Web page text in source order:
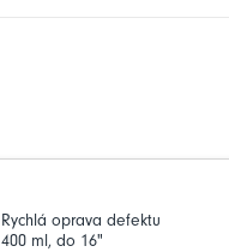
Rychlá oprava defektu
400 ml, do 16"